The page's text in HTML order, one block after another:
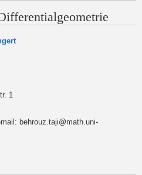
1
behrouz.taji@math.uni-